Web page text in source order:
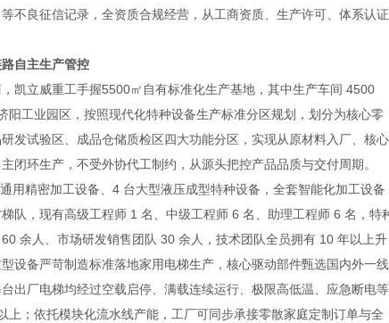
不良征信记录，全资质合规经营，从工商资质、生产许可、体系认证
自主生产管控
立威重工手握5500㎡自有标准化生产基地，其中生产车间 4500
阳工业园区，按照现代化特种设备生产标准分区规划，划分为核心零
发试验区、成品仓储质检区四大功能分区，实现从原材料入厂、核心
闭环生产，不受外协代工制约，从源头把控产品品质与交付周期。
精密加工设备、4 台大型液压成型特种设备，全套智能化加工设备
队，现有高级工程师 1 名、中级工程师 6 名、助理工程师 6 名，特
余人、市场研发销售团队 30 余人，技术团队全员拥有 10 年以上升
设备严苛制造标准落地家用电梯生产，核心驱动部件甄选国内外一线
出厂电梯均经过空载启停、满载连续运行、极限高低温、应急断电等
上；依托模块化流水线产能，工厂可同步承接零散家庭定制订单与全